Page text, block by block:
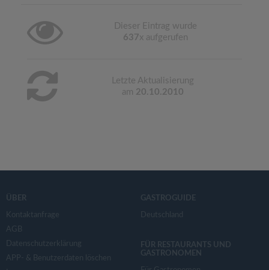
Dieser Eintrag wurde
637x aufgerufen
Letzte Aktualisierung
am 20.10.2010
ÜBER
Kontaktanfrage
AGB
Datenschutzerklärung
APP- & Benutzerdaten löschen
GASTROGUIDE
Deutschland
FÜR RESTAURANTS UND
GASTRONOMEN